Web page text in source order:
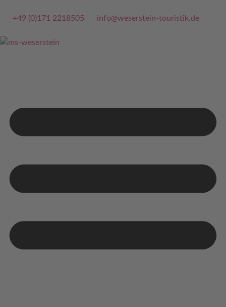
+49 (0)171 2218505 info@weserstein-touristik.de